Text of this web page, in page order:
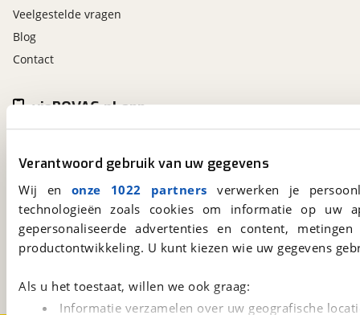
Verantwoord gebruik van uw gegevens
Wij en onze 1022 partners verwerken je
technologieën zoals cookies om informatie op
gepersonaliseerde advertenties en content,
productontwikkeling. U kunt kiezen wie uw gegevens
Als u het toestaat, willen we ook graag:
Informatie verzamelen over uw geografische
Veelgestelde vragen
Blog
Contact
viaBOVAG.nl
Kosterijland
15
3981 AJBunnik
viaBOVAG.nl app
Altijd het meest recente aanbod bij de hand.